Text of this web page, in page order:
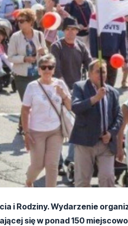
i Rodziny. Wydarzenie
się w ponad 150